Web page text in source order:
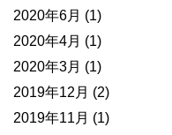
2020年6月 (1)
2020年4月 (1)
2020年3月 (1)
2019年12月 (2)
2019年11月 (1)